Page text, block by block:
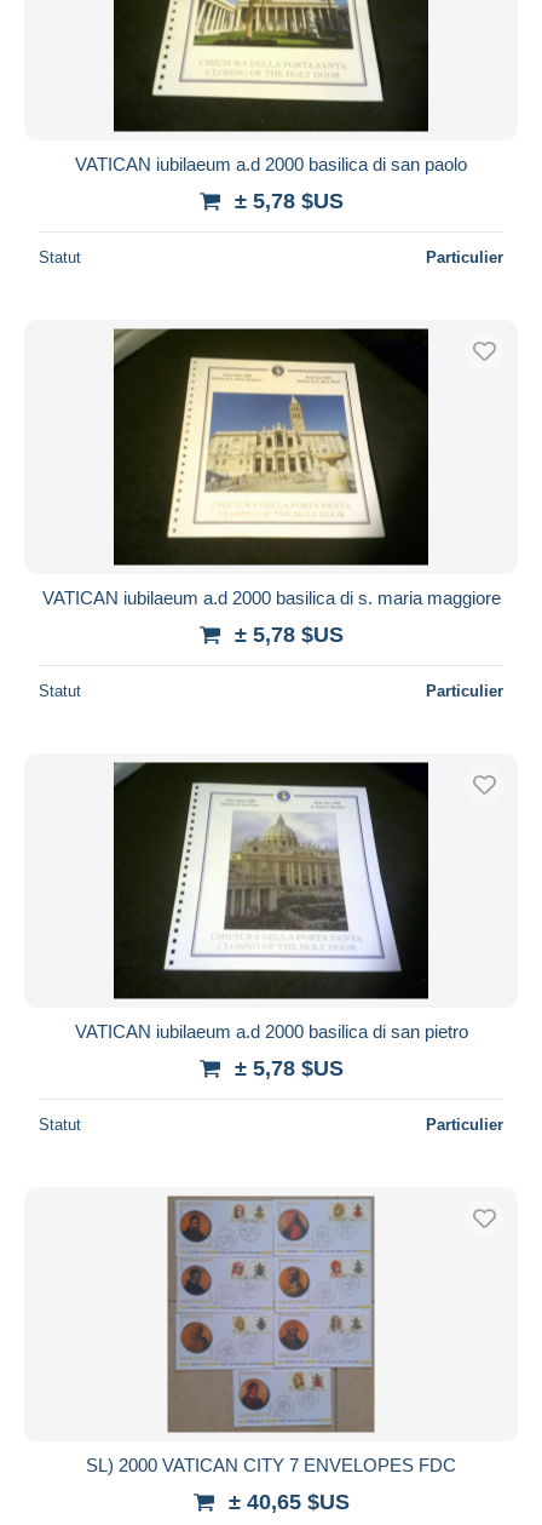
VATICAN iubilaeum a.d 2000 basilica di san paolo
± 5,78 $US
Statut Particulier
VATICAN iubilaeum a.d 2000 basilica di s. maria maggiore
± 5,78 $US
Statut Particulier
VATICAN iubilaeum a.d 2000 basilica di san pietro
± 5,78 $US
Statut Particulier
SL) 2000 VATICAN CITY 7 ENVELOPES FDC
± 40,65 $US